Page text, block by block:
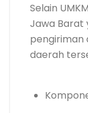
Selain
Jawa Barat
pengiriman
daerah